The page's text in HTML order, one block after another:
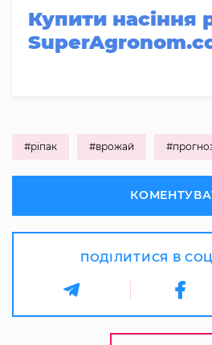
Купити насіння
#ріпак #врожай
ПОДІЛИТИСЯ В